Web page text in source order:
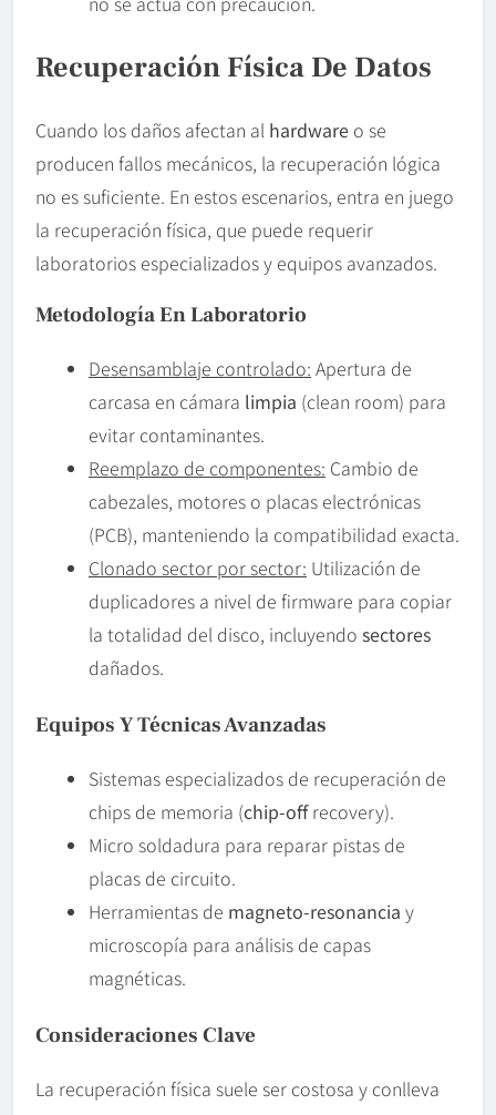
Recuperación Física De Datos
Cuando los daños afectan al hardware o se
producen fallos mecánicos, la recuperación lógica
no es suficiente. En estos escenarios, entra en juego
la recuperación física, que puede requerir
laboratorios especializados y equipos avanzados.
Metodología En Laboratorio
Desensamblaje controlado: Apertura de
carcasa en cámara limpia (clean room) para
evitar contaminantes.
Reemplazo de componentes: Cambio de
cabezales, motores o placas electrónicas
(PCB), manteniendo la compatibilidad exacta.
Clonado sector por sector: Utilización de
duplicadores a nivel de firmware para copiar
la totalidad del disco, incluyendo sectores
dañados.
Equipos Y Técnicas Avanzadas
Sistemas especializados de recuperación de
chips de memoria (chip-offrecovery).
Micro soldadura para reparar pistas de
placas de circuito.
Herramientas de magneto-resonancia y
microscopía para análisis de capas
magnéticas.
Consideraciones Clave
La recuperación física suele ser costosa y conlleva